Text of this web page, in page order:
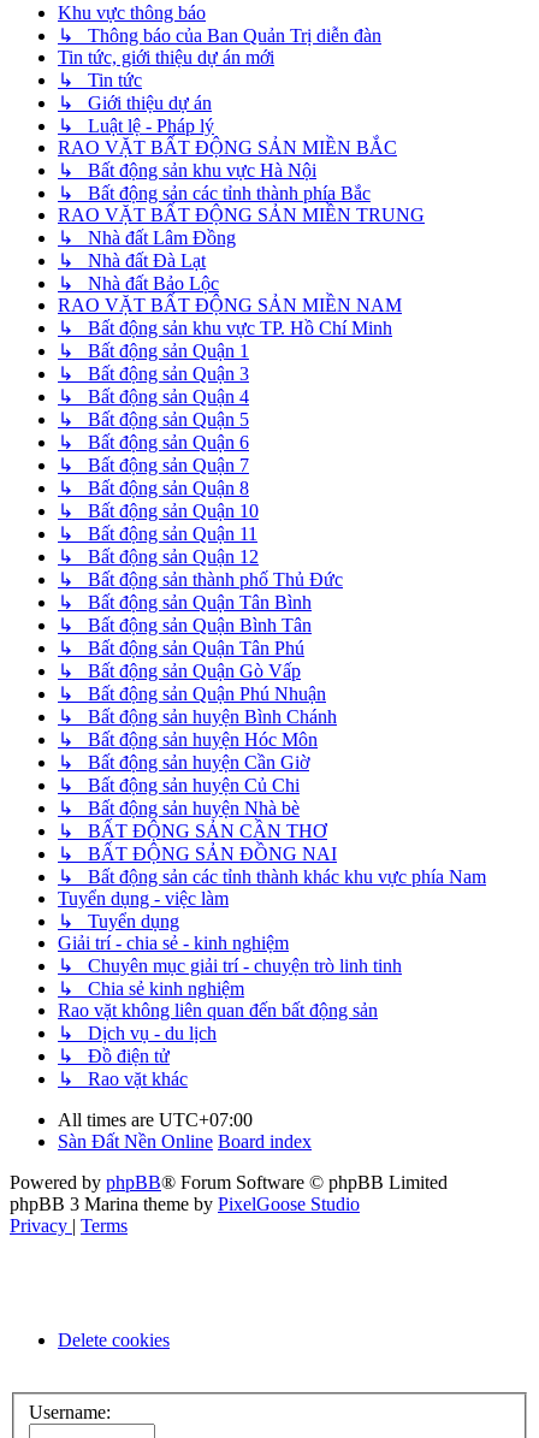
Khu vực thông báo
↳ Thông báo của Ban Quản Trị diễn đàn
Tin tức, giới thiệu dự án mới
↳ Tin tức
↳ Giới thiệu dự án
↳ Luật lệ - Pháp lý
RAO VẶT BẤT ĐỘNG SẢN MIỀN BẮC
↳ Bất động sản khu vực Hà Nội
↳ Bất động sản các tỉnh thành phía Bắc
RAO VẶT BẤT ĐỘNG SẢN MIỀN TRUNG
↳ Nhà đất Lâm Đồng
↳ Nhà đất Đà Lạt
↳ Nhà đất Bảo Lộc
RAO VẶT BẤT ĐỘNG SẢN MIỀN NAM
↳ Bất động sản khu vực TP. Hồ Chí Minh
↳ Bất động sản Quận 1
↳ Bất động sản Quận 3
↳ Bất động sản Quận 4
↳ Bất động sản Quận 5
↳ Bất động sản Quận 6
↳ Bất động sản Quận 7
↳ Bất động sản Quận 8
↳ Bất động sản Quận 10
↳ Bất động sản Quận 11
↳ Bất động sản Quận 12
↳ Bất động sản thành phố Thủ Đức
↳ Bất động sản Quận Tân Bình
↳ Bất động sản Quận Bình Tân
↳ Bất động sản Quận Tân Phú
↳ Bất động sản Quận Gò Vấp
↳ Bất động sản Quận Phú Nhuận
↳ Bất động sản huyện Bình Chánh
↳ Bất động sản huyện Hóc Môn
↳ Bất động sản huyện Cần Giờ
↳ Bất động sản huyện Củ Chi
↳ Bất động sản huyện Nhà bè
↳ BẤT ĐỘNG SẢN CẦN THƠ
↳ BẤT ĐỘNG SẢN ĐỒNG NAI
↳ Bất động sản các tỉnh thành khác khu vực phía Nam
Tuyển dụng - việc làm
↳ Tuyển dụng
Giải trí - chia sẻ - kinh nghiệm
↳ Chuyên mục giải trí - chuyện trò linh tinh
↳ Chia sẻ kinh nghiệm
Rao vặt không liên quan đến bất động sản
↳ Dịch vụ - du lịch
↳ Đồ điện tử
↳ Rao vặt khác
All times are UTC+07:00
Sàn Đất Nền Online Board index
Powered by phpBB® Forum Software © phpBB Limited
phpBB 3 Marina theme by PixelGoose Studio
Privacy | Terms
Delete cookies
Username: